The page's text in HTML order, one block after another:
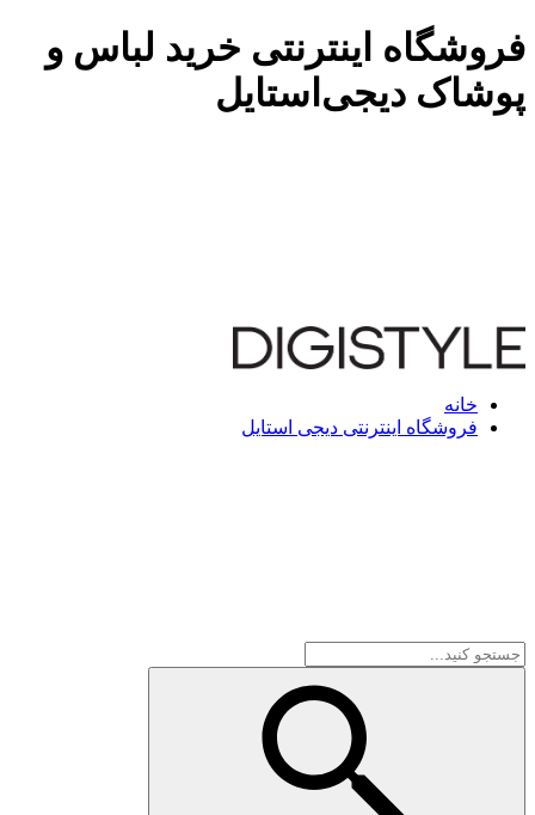
فروشگاه اینترنتی خرید لباس و
پوشاک دیجی‌استایل
خانه
فروشگاه اینترنتی دیجی استایل